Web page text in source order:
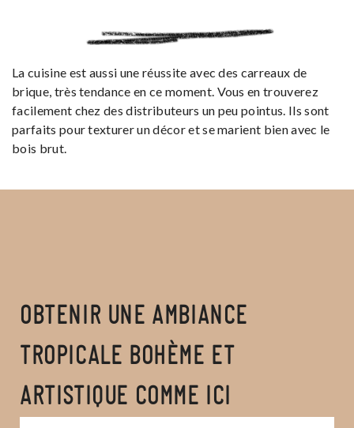
La cuisine est aussi une réussite avec des carreaux de
brique, très tendance en ce moment. Vous en trouverez
facilement chez des distributeurs un peu pointus. Ils sont
parfaits pour texturer un décor et se marient bien avec le
bois brut.
OBTENIR UNE AMBIANCE
TROPICALE BOHÈME ET
ARTISTIQUE COMME ICI